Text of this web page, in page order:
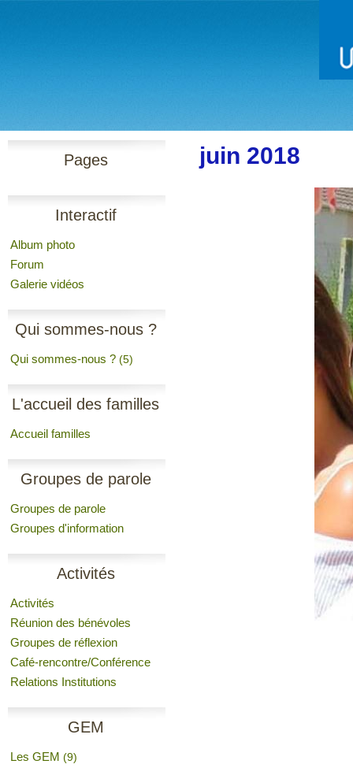
Pages
Interactif
Album photo
Forum
Galerie vidéos
Qui sommes-nous ?
Qui sommes-nous ? (5)
L'accueil des familles
Accueil familles
Groupes de parole
Groupes de parole
Groupes d'information
Activités
Activités
Réunion des bénévoles
Groupes de réflexion
Café-rencontre/Conférence
Relations Institutions
GEM
Les GEM (9)
juin 2018